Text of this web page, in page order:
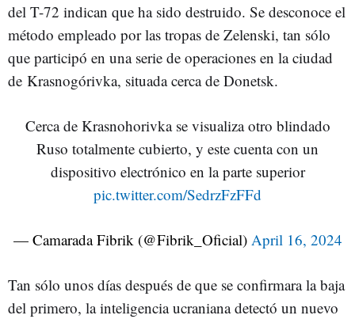
del T-72 indican que ha sido destruido. Se desconoce el
método empleado por las tropas de Zelenski, tan sólo
que participó en una serie de operaciones en la ciudad
de Krasnogórivka, situada cerca de Donetsk.
Cerca de Krasnohorivka se visualiza otro blindado
Ruso totalmente cubierto, y este cuenta con un
dispositivo electrónico en la parte superior
pic.twitter.com/SedrzFzFFd
— Camarada Fibrik (@Fibrik_Oficial) April 16, 2024
Tan sólo unos días después de que se confirmara la baja
del primero, la inteligencia ucraniana detectó un nuevo